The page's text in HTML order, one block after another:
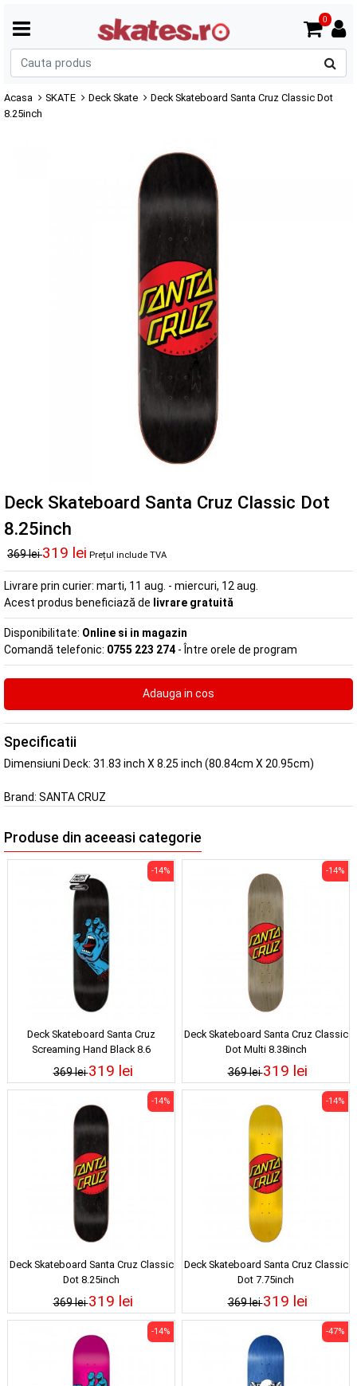
0
Acasa SKATE Deck Skate
Deck Skateboard Santa Cruz Classic Dot
8.25inch
Deck Skateboard Santa Cruz Classic Dot
8.25inch
369 lei319 lei Prețul include TVA
Livrare prin curier: marti, 11 aug. - miercuri, 12 aug.
Acest produs beneficiază de livrare gratuită
Disponibilitate: Online si in magazin
Comandă telefonic: 0755 223 274 - Între orele de program
Specificatii
Dimensiuni Deck: 31.83 inch X 8.25 inch (80.84cm X 20.95cm)
Brand: SANTA CRUZ
Produse din aceeasi categorie
Deck Skateboard Santa Cruz
Screaming Hand Black 8.6
369 lei
-14%
319 lei
Deck Skateboard Santa Cruz Classic
Dot Multi 8.38inch
369 lei
-14%
319 lei
Deck Skateboard Santa Cruz Classic
Dot 8.25inch
369 lei
-14%
319 lei
Deck Skateboard Santa Cruz Classic
Dot 7.75inch
369 lei
-14%
319 lei
-14% -47%